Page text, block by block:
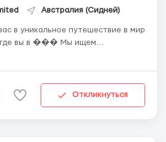
Австралия (Сидней)
в уникальное путешествие в мир
где вы в ��� Мы ищем
арбитражистов, готовых
стабильной прибыли. ✔️ Что
Откликнуться